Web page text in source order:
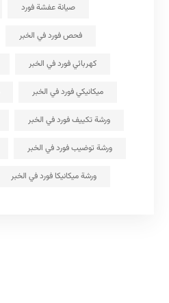
صيانة عفشة فورد
فحص فورد في الخبر
كهربائي فورد في الخبر
ميكانيكي فورد في الخبر
ورشة تكييف فورد في الخبر
ورشة توضيب فورد في الخبر
ورشة ميكانيكا فورد في الخبر